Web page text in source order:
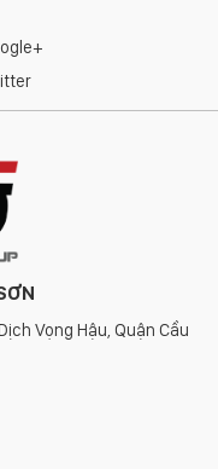
Vọng Hậu, Quận Cầu